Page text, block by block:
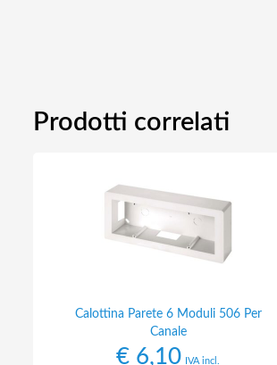
Prodotti correlati
Calottina Parete 6 Moduli 506 Per
Canale
€ 6,10 IVA incl.